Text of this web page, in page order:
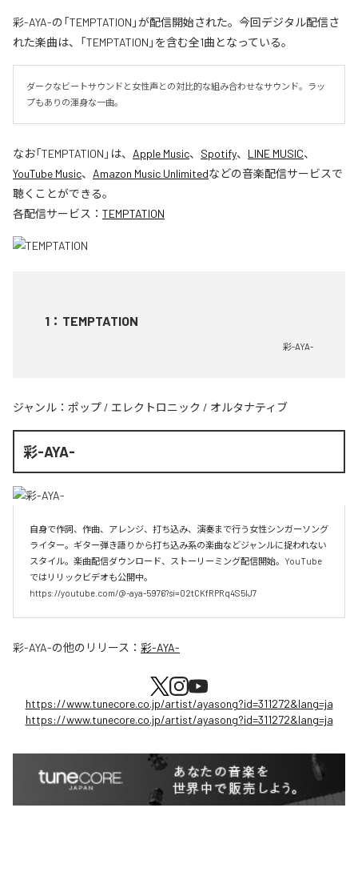
彩-AYA-の「TEMPTATION」が配信開始された。今回デジタル配信さ
れた楽曲は、「TEMPTATION」を含む全1曲となっている。
ダークなビートサウンドと女性声との対比的な組み合わせなサウンド。ラッ
プもありの渾身な一曲。
なお「TEMPTATION 」は、 Apple Music、 Spotify、 LINE MUSIC、
YouTube Music、 Amazon Music Unlimitedなどの音楽配信サービスで
聴くことができる。
各配信サービス： TEMPTATION
1 ： TEMPTATION
彩-AYA-
ジャンル： ポップ / エレクトロニック / オルタナティブ
彩-AYA-
自身で作詞、作曲、アレンジ、打ち込み、演奏まで行う女性シンガーソング
ライター。ギター弾き語りから打ち込み系の楽曲などジャンルに捉われない
スタイル。楽曲配信ダウンロード、ストーリーミング配信開始。YouTube
ではリリックビデオも公開中。
https://youtube.com/@-aya-5976?si=02tCKfRPRq4S5lJ7
彩-AYA-の他のリリース： 彩-AYA-
https://www.tunecore.co.jp/artist/ayasong?id=311272&lang=ja
https://www.tunecore.co.jp/artist/ayasong?id=311272&lang=ja